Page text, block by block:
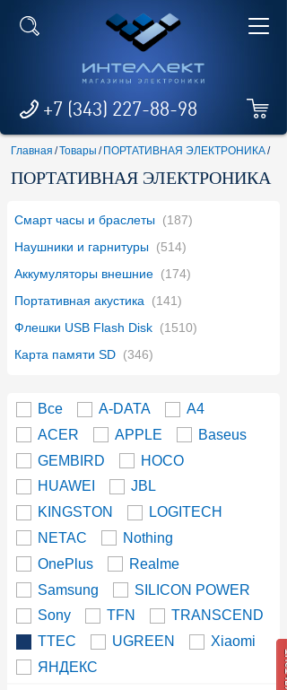
+7 (343) 227-88-98
Главная /Товары / ПОРТАТИВНАЯ ЭЛЕКТРОНИКА/
ПОРТАТИВНАЯ ЭЛЕКТРОНИКА
Смарт часы и браслеты (187)
Наушники и гарнитуры (514)
Аккумуляторы внешние (174)
Портативная акустика (141)
Флешки USB Flash Disk (1510)
Карта памяти SD (346)
Все A-DATA
A4
ACER
APPLE
Baseus
GEMBIRD
HOCO
HUAWEI
JBL
KINGSTON
LOGITECH
NETAC
Nothing
OnePlus
Realme
Samsung
SILICON POWER
Sony
TFN
TRANSCEND
TTEC
UGREEN
Xiaomi
ЯНДЕКС